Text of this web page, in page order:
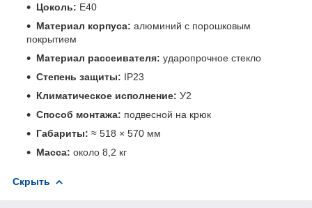
Цоколь: Е40
Материал корпуса: алюминий с порошковым
покрытием
Материал рассеивателя: ударопрочное стекло
Степень защиты: IP23
Климатическое исполнение: У2
Способ монтажа: подвесной на крюк
Габариты: ≈ 518 × 570 мм
Масса: около 8,2 кг
Скрыть